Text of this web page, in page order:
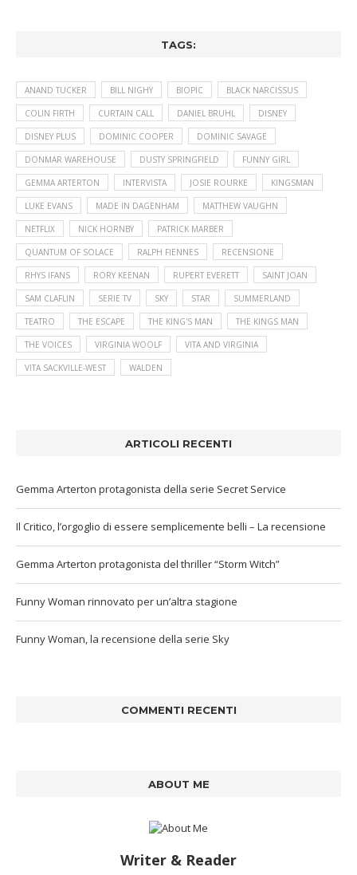
TAGS:
ANAND TUCKER BILL NIGHY BIOPIC BLACK NARCISSUS
COLIN FIRTH CURTAIN CALL DANIEL BRUHL DISNEY
DISNEY PLUS DOMINIC COOPER DOMINIC SAVAGE
DONMAR WAREHOUSE DUSTY SPRINGFIELD FUNNY GIRL
GEMMA ARTERTON INTERVISTA JOSIE ROURKE KINGSMAN
LUKE EVANS MADE IN DAGENHAM MATTHEW VAUGHN
NETFLIX NICK HORNBY PATRICK MARBER
QUANTUM OF SOLACE RALPH FIENNES RECENSIONE
RHYS IFANS RORY KEENAN RUPERT EVERETT SAINT JOAN
SAM CLAFLIN SERIE TV SKY STAR SUMMERLAND
TEATRO THE ESCAPE THE KING'S MAN THE KINGS MAN
THE VOICES VIRGINIA WOOLF VITA AND VIRGINIA
VITA SACKVILLE-WEST WALDEN
ARTICOLI RECENTI
Gemma Arterton protagonista della serie Secret Service
Il Critico, l’orgoglio di essere semplicemente belli – La recensione
Gemma Arterton protagonista del thriller “Storm Witch”
Funny Woman rinnovato per un’altra stagione
Funny Woman, la recensione della serie Sky
COMMENTI RECENTI
ABOUT ME
Writer & Reader